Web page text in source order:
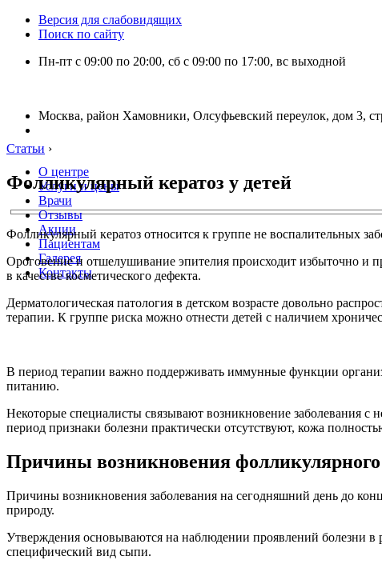
Версия для слабовидящих
Поиск по сайту
Пн-пт с 09:00 по 20:00, сб с 09:00 по 17:00, вс выходной
Москва, район Хамовники, Олсуфьевский переулок, дом 3,
О центре
Услуги и цены
Врачи
Отзывы
Акции
Пациентам
Галерея
Контакты
Статьи ›
Фолликулярный кератоз у детей
Фолликулярный кератоз относится к группе не воспалительных
Ороговение и отшелушивание эпителия происходит избыточно и
в качестве косметического дефекта.
Дерматологическая патология в детском возрасте довольно
терапии. К группе риска можно отнести детей с наличием
В период терапии важно поддерживать иммунные функции
питанию.
Некоторые специалисты связывают возникновение заболевания с
период признаки болезни практически отсутствуют, кожа
Причины возникновения фолликулярного
Причины возникновения заболевания на сегодняшний день до
природу.
Утверждения основываются на наблюдении проявлений болезни
специфический вид сыпи.